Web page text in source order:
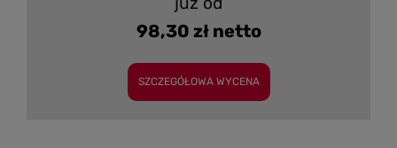
98,30 zł netto
SZCZEGÓŁOWA WYCENA